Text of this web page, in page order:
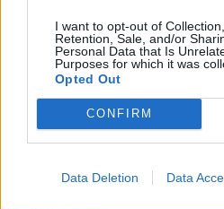
I want to opt-out of
Retention, Sale, and/or
Personal Data that Is
Purposes for which it was
Opted Out
CONFIRM
Data Deletion Data
LIITTYVÄT ARTIKKELIT LISÄÄ
MM-kullasta
Leijonat voitti
jatkoajalla
Tässä Leijonien